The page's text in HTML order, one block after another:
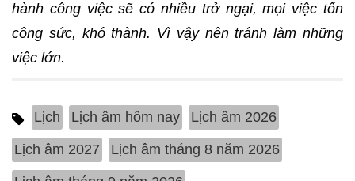
hành công việc sẽ có nhiều trở ngại, mọi việc tốn
công sức, khó thành. Vì vậy nên tránh làm những
việc lớn.
Lịch Lịch âm hôm nay Lịch âm 2026
Lịch âm 2027 Lịch âm tháng 8 năm 2026